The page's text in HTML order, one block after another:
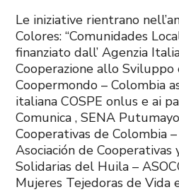
Le iniziative rientrano
Colores: “Comunidades
finanziato dall’Agenzia
Cooperazione allo Sviluppo
Coopermondo – Colombia
italianaCOSPE onlus e ai
Comunica ,SENA Putumayo
Cooperativas de Colombia
Asociación de Cooperativas
Solidarias del Huila –
Mujeres Tejedoras de Vida